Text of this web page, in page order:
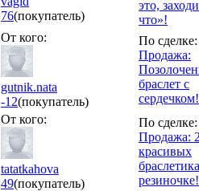
76(покупатель)
это,
что»!
От кого:
gutnik.nata
-12(покупатель)
По сделке:
Продажа:
браслет с
От кого:
tatatkahova
49(покупатель)
По сделке:
Продажа:
красивых
резиночке!